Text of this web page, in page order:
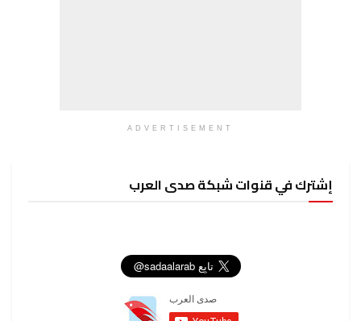
ADVERTISEMENT
إشترك في قنوات شبكة صدى العرب